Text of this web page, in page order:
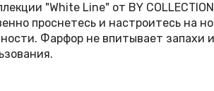
"White Line" от BY
проснетесь и настроитесь на
Фарфор не впитывает запахи